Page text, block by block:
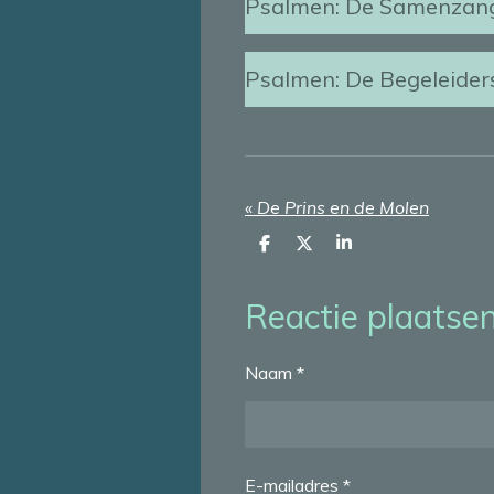
Psalmen: De
Psalmen: De
« De Prins en de Molen
D
e
n
D
S
e
Reactie
Naam *
E-mailadres *